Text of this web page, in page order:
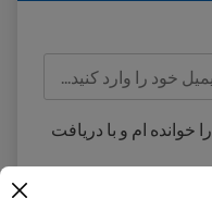
را خوانده ام و با دریافت